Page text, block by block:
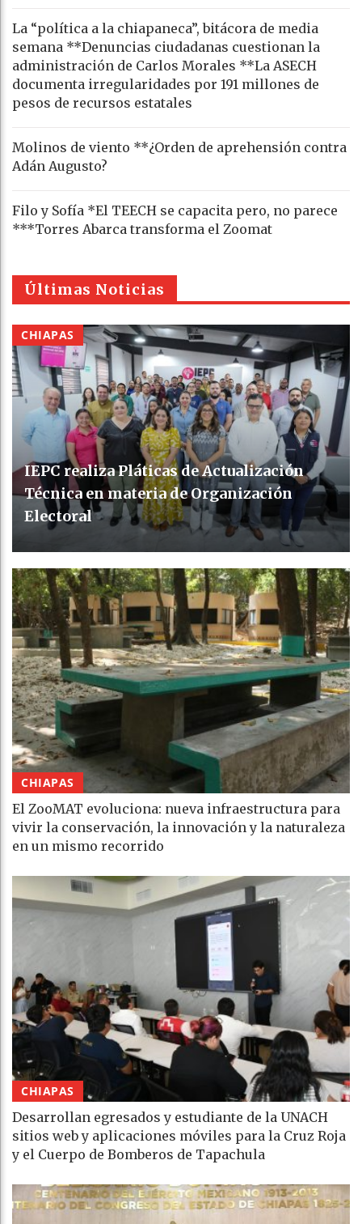
La “política a la chiapaneca”, bitácora de media
semana **Denuncias ciudadanas cuestionan la
administración de Carlos Morales **La ASECH
documenta irregularidades por 191 millones de
pesos de recursos estatales
Molinos de viento **¿Orden de aprehensión contra
Adán Augusto?
Filo y Sofía *El TEECH se capacita pero, no parece
***Torres Abarca transforma el Zoomat
Últimas Noticias
CHIAPAS
IEPC realiza Pláticas de Actualización
Técnica en materia de Organización
Electoral
CHIAPAS
El ZooMAT evoluciona: nueva infraestructura para
vivir la conservación, la innovación y la naturaleza
en un mismo recorrido
CHIAPAS
Desarrollan egresados y estudiante de la UNACH
sitios web y aplicaciones móviles para la Cruz Roja
y el Cuerpo de Bomberos de Tapachula